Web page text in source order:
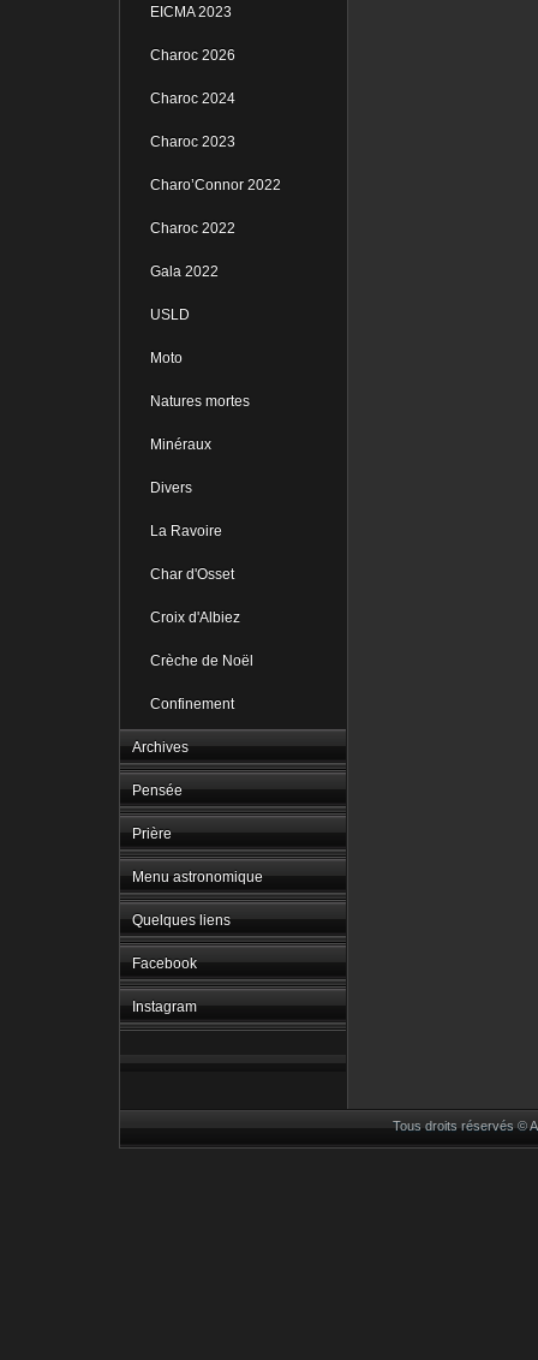
EICMA 2023
Charoc 2026
Charoc 2024
Charoc 2023
Charo’Connor 2022
Charoc 2022
Gala 2022
USLD
Moto
Natures mortes
Minéraux
Divers
La Ravoire
Char d'Osset
Croix d'Albiez
Crèche de Noël
Confinement
Archives
Pensée
Prière
Menu astronomique
Quelques liens
Facebook
Instagram
Tous droits réservés ©